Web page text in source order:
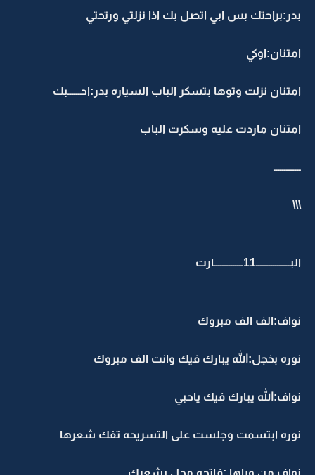
بدر:براحتك بس ابي اتصل بك اذا نزلتي ورتحتي
امتنان:اوكي
امتنان نزلت وتوها بتسكر الباب السياره بدر:احــــــبك
امتنان ماردت عليه وسكرت الباب
ـــــــــــــ
\\\
البــــــــــــــــ11ــــــــــــــارت
نواف:الف الف مبروك
نوره بخجل:الله يبارك فيك وانت الف مبروك
نواف:الله يبارك فيك ياحبي
نوره ابتسمت وجلست على التسريحه تفك شعرها
نواف من وراها :فاتحه محل بشعرك